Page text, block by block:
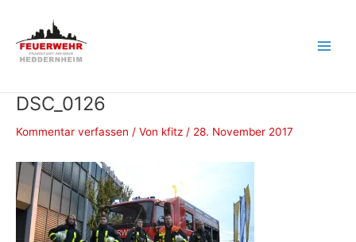
springen
DSC_0126
Kommentar verfassen / Von kfitz / 28. November 2017